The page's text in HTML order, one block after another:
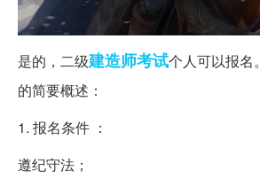
是的，二级建造师考试个人可以报名
的简要概述：
1. 报名条件 ：
遵纪守法；